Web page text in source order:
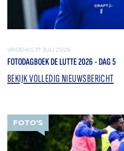
VRIJDAG 17 JULI 2026
FOTODAGBOEK DE LUTTE 2026 - DAG 5
BEKIJK VOLLEDIG NIEUWSBERICHT
FOTO'S